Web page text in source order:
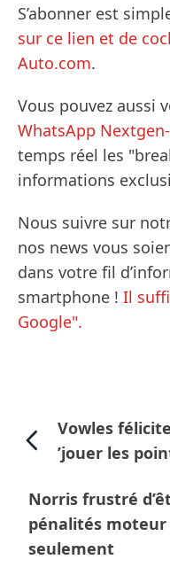
S’abonner est
sur ce lien et de
Auto.com.
Vous pouvez aussi
WhatsApp
temps réel les
informations
Nous suivre sur
nos news vous
dans votre fil
smartphone ! Il
Google".
Vowles
’jouer les
Norris frustré
pénalités moteur
seulement